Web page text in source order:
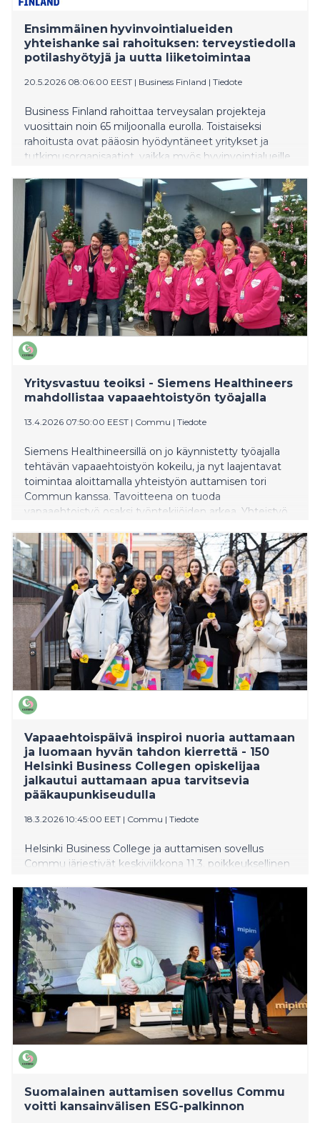
Ensimmäinen hyvinvointialueiden
yhteishanke sai rahoituksen: terveystiedolla
potilashyötyjä ja uutta liiketoimintaa
20.5.2026 08:06:00 EEST | Business Finland | Tiedote
Business Finland rahoittaa terveysalan projekteja
vuosittain noin 65 miljoonalla eurolla. Toistaiseksi
rahoitusta ovat pääosin hyödyntäneet yritykset ja
tutkimusorganisaatiot, vaikka myös hyvinvointialueille
tarjolla kaksi merkittävää rahoitusmuotoa
hyvinvointialueille: molemmista on nyt tehty
ensimmäiset rahoituspäätökset.
Yritysvastuu teoiksi - Siemens Healthineers
mahdollistaa vapaaehtoistyön työajalla
13.4.2026 07:50:00 EEST | Commu | Tiedote
Siemens Healthineersillä on jo käynnistetty työajalla
tehtävän vapaaehtoistyön kokeilu, ja nyt laajentavat
toimintaa aloittamalla yhteistyön auttamisen tori
Commun kanssa. Tavoitteena on tuoda
vapaaehtoistyö osaksi työntekijöiden arkea. Yhteistyö
yhteiskunnalliseen hyvään työajalla ja vahvistaa
samalla työn merkityksellisyyttä, yhteisöllisyyttä ja
yrityksen vastuullisuustyötä.
Vapaaehtoispäivä inspiroi nuoria auttamaan
ja luomaan hyvän tahdon kierrettä - 150
Helsinki Business Collegen opiskelijaa
jalkautui auttamaan apua tarvitsevia
pääkaupunkiseudulla
18.3.2026 10:45:00 EET | Commu | Tiedote
Helsinki Business College ja auttamisen sovellus
Commu järjestivät keskiviikkona 11.3. poikkeuksellinen
opiskelijaa osallistui vapaaehtoistoimintaan eri puolilla
pääkaupunkiseutua. Monille päivä oli heidän elämänsä
ensimmäinen kokemus vapaaehtoistyöstä, vieläpä
vieraassa maassa.
Suomalainen auttamisen sovellus Commu
voitti kansainvälisen ESG-palkinnon